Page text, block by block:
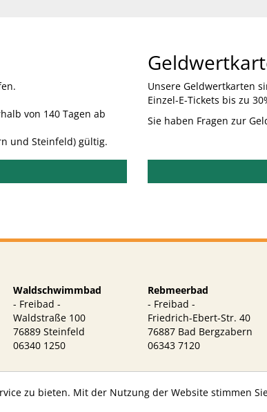
von 140 Tagen ab
und Steinfeld) gültig.
Unsere Geldwertkarten
Einzel-E-Tickets bis zu
Sie haben Fragen zur
Waldschwimmbad
- Freibad -
Waldstraße 100
76889 Steinfeld
06340 1250
Rebmeerbad
- Freibad -
Friedrich-Ebert-Str. 40
76887 Bad Bergzabern
06343 7120
zu bieten. Mit der Nutzung der Website stimmen